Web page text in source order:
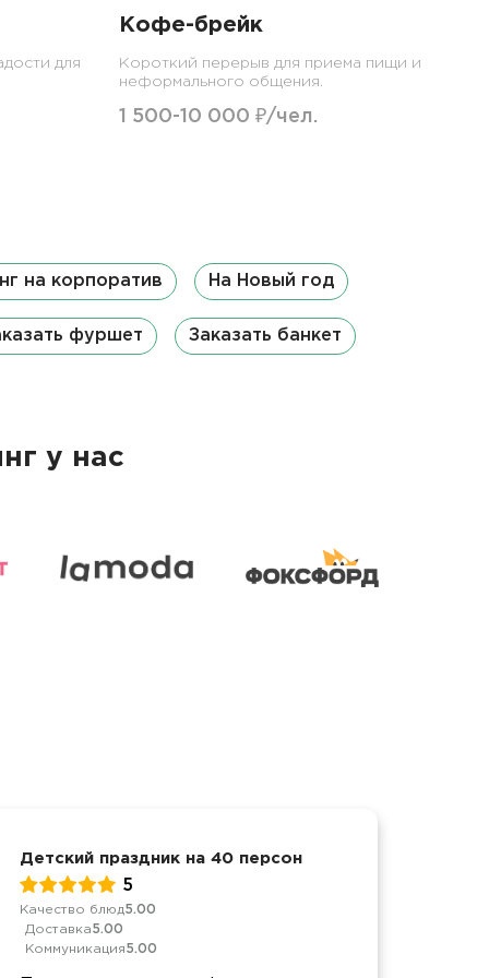
для
Кофе-брейк
Короткий перерыв для приема пищи и
неформального общения.
1 500-10 000 ₽/чел.
на корпоратив На Новый год
фуршет Заказать банкет
у нас
Детский праздник на 40 персон
5
Качество блюд5.00
Доставка5.00
Коммуникация5.00